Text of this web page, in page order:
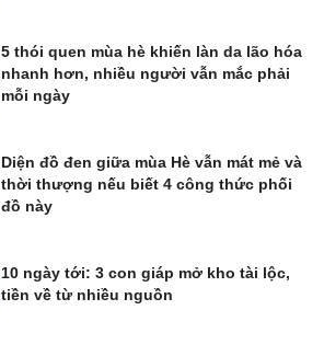
5 thói quen mùa hè khiến làn da lão hóa
nhanh hơn, nhiều người vẫn mắc phải
mỗi ngày
Diện đồ đen giữa mùa Hè vẫn mát mẻ và
thời thượng nếu biết 4 công thức phối
đồ này
10 ngày tới: 3 con giáp mở kho tài lộc,
tiền về từ nhiều nguồn